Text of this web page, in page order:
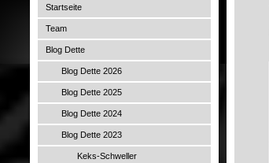
Startseite
Team
Blog Dette
Blog Dette 2026
Blog Dette 2025
Blog Dette 2024
Blog Dette 2023
Keks-Schweller